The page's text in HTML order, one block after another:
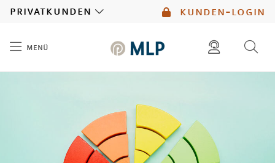
kunden-login
privatkunden
menü
mlp berater finden